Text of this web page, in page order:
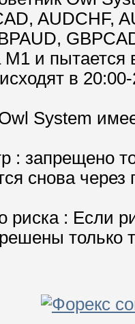
AUDCHF,
M1 и
в
System
запрещено
снова через
: Если
только